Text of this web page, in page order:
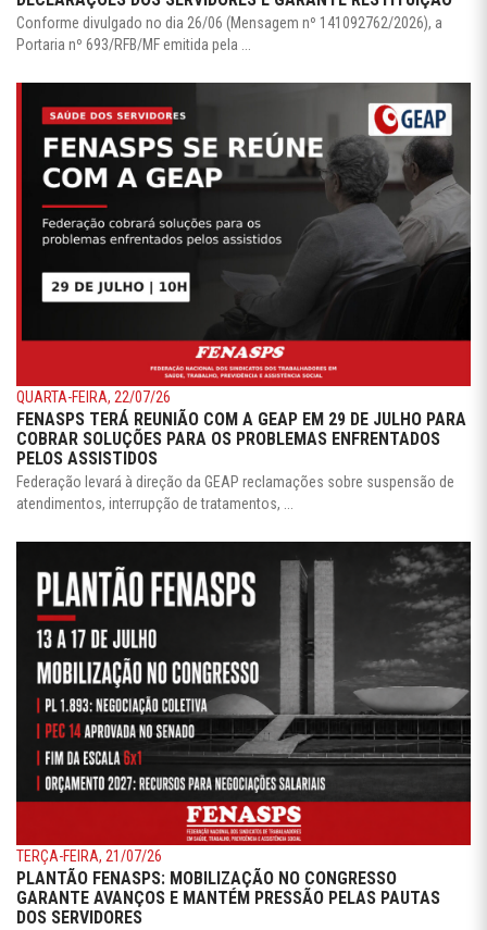
Conforme divulgado no dia 26/06 (Mensagem nº 141092762/2026), a
Portaria nº 693/RFB/MF emitida pela ...
QUARTA-FEIRA, 22/07/26
FENASPS TERÁ REUNIÃO COM A GEAP EM 29 DE JULHO PARA
COBRAR SOLUÇÕES PARA OS PROBLEMAS ENFRENTADOS
PELOS ASSISTIDOS
Federação levará à direção da GEAP reclamações sobre suspensão de
atendimentos, interrupção de tratamentos, ...
TERÇA-FEIRA, 21/07/26
PLANTÃO FENASPS: MOBILIZAÇÃO NO CONGRESSO
GARANTE AVANÇOS E MANTÉM PRESSÃO PELAS PAUTAS
DOS SERVIDORES